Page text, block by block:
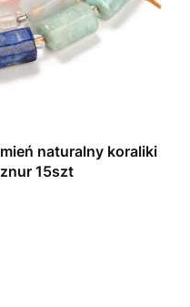
naturalny koraliki
15szt